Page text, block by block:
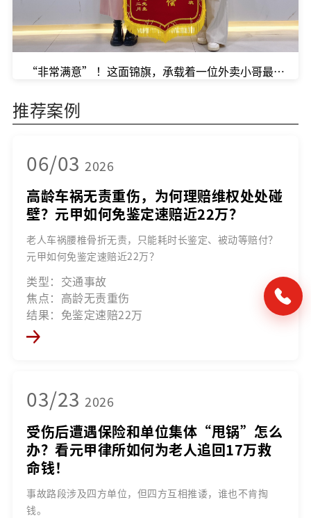
“非常满意” ！这面锦旗，承载着一位外卖小哥最朴实的
推荐案例
06/03 2026
高龄车祸无责重伤，为何理赔维权处处碰
壁？元甲如何免鉴定速赔近22万？
老人车祸腰椎骨折无责，只能耗时长鉴定、被动等赔付？
元甲如何免鉴定速赔近22万？
类型：交通事故
焦点：高龄无责重伤
结果：免鉴定速赔22万
03/23 2026
受伤后遭遇保险和单位集体“甩锅”怎么
办？看元甲律所如何为老人追回17万救
命钱！
事故路段涉及四方单位，但四方互相推诿，谁也不肯掏
钱。